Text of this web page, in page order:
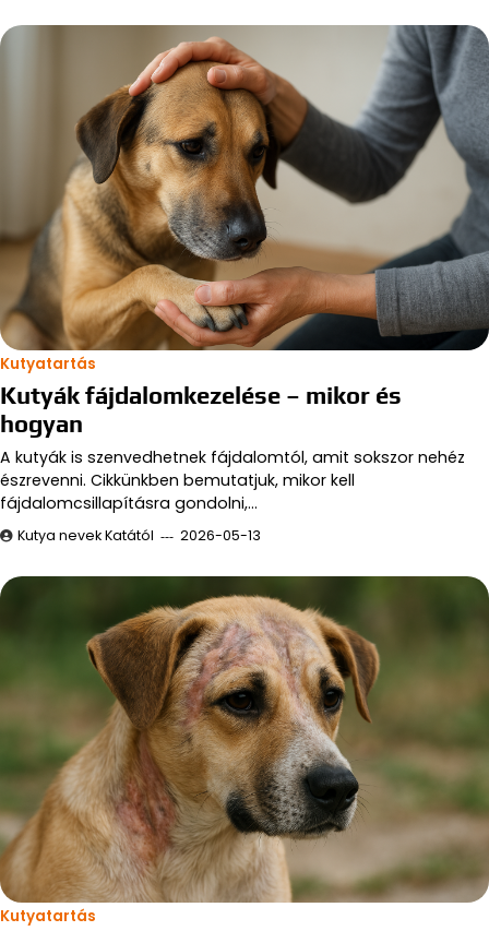
Kutyatartás
Kutyák fájdalomkezelése – mikor és
hogyan
A kutyák is szenvedhetnek fájdalomtól, amit sokszor nehéz
észrevenni. Cikkünkben bemutatjuk, mikor kell
fájdalomcsillapításra gondolni,…
Kutya nevek Katától 2026-05-13
Kutyatartás